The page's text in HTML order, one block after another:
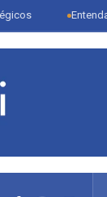
Entenda o que